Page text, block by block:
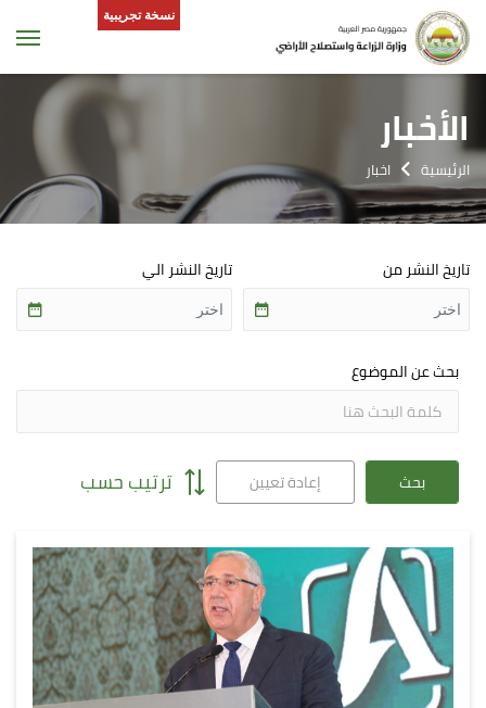
نسخة تجريبية
الأخبار
الرئيسية اخبار
تاريخ النشر من تاريخ النشر الي
بحث عن الموضوع
بحث إعادة تعيين ترتيب حسب